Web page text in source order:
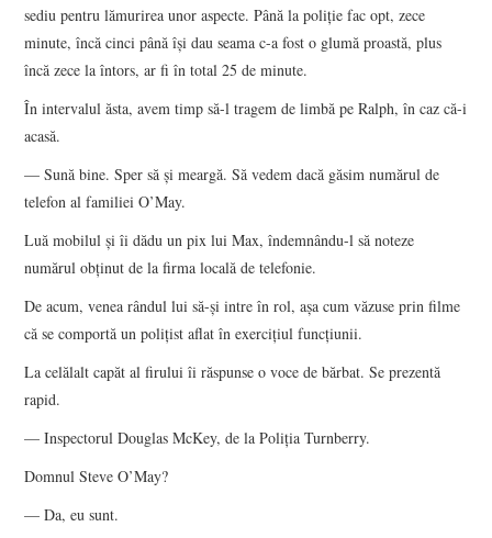
sediu pentru lămurirea unor aspecte. Până la poliţie fac opt, zece
minute, încă cinci până îşi dau seama c-a fost o glumă proastă, plus
încă zece la întors, ar fi în total 25 de minute.
În intervalul ăsta, avem timp să-l tragem de limbă pe Ralph, în caz că-i
acasă.
— Sună bine. Sper să şi meargă. Să vedem dacă găsim numărul de
telefon al familiei O’May.
Luă mobilul şi îi dădu un pix lui Max, îndemnându-l să noteze
numărul obţinut de la firma locală de telefonie.
De acum, venea rândul lui să-şi intre în rol, aşa cum văzuse prin filme
că se comportă un poliţist aflat în exerciţiul funcţiunii.
La celălalt capăt al firului îi răspunse o voce de bărbat. Se prezentă
rapid.
— Inspectorul Douglas McKey, de la Poliţia Turnberry.
Domnul Steve O’May?
— Da, eu sunt.